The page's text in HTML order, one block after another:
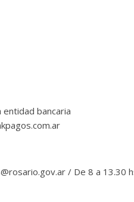
bancaria
/ De 8 a 13.30